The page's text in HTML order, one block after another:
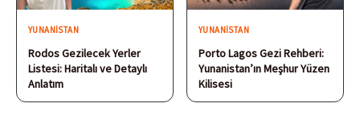
YUNANISTAN
Rodos Gezilecek Yerler
Listesi: Haritalı ve Detaylı
Anlatım
YUNANISTAN
Porto Lagos Gezi Rehberi:
Yunanistan’ın Meşhur Yüzen
Kilisesi